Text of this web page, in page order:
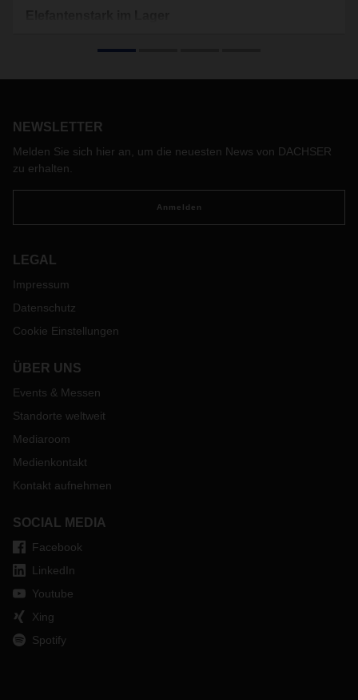
Einsatz.
NEWSLETTER
Melden Sie sich hier an, um die neuesten News von DACHSER
zu erhalten.
Anmelden
LEGAL
Impressum
Datenschutz
Cookie Einstellungen
ÜBER UNS
Events & Messen
Standorte weltweit
Mediaroom
Medienkontakt
Kontakt aufnehmen
SOCIAL MEDIA
Facebook
LinkedIn
Youtube
Xing
Spotify